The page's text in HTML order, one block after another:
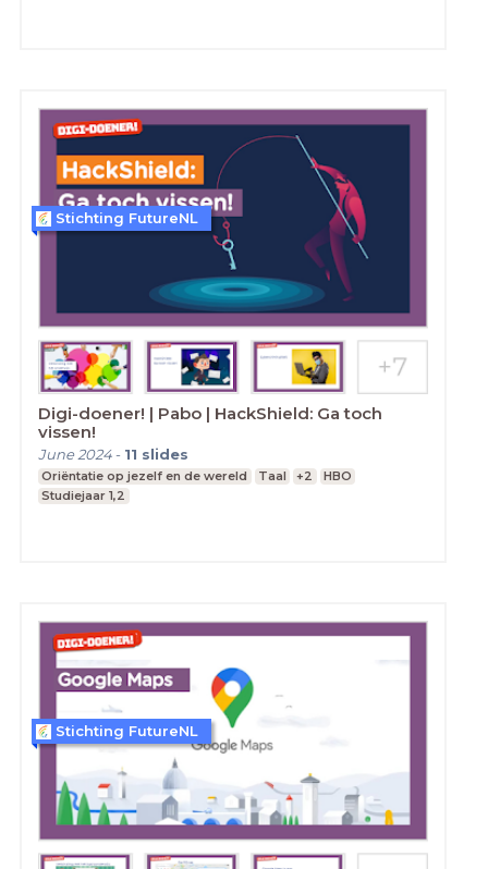
Digi-doener! | Pabo | HackShield: Ga toch
vissen!
June 2024- 11 slides
Oriëntatie op jezelf en de wereld Taal +2
HBO
Studiejaar 1,2
Stichting FutureNL
Stichting FutureNL